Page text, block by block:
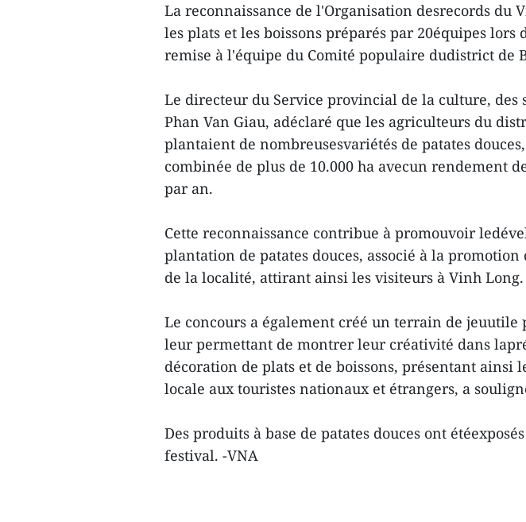
La reconnaissance de l'Organisation desrecords du
les plats et les boissons préparés par 20équipes lors
remise à l'équipe du Comité populaire dudistrict de
Le directeur du Service provincial de la culture, des
Phan Van Giau, adéclaré que les agriculteurs du
plantaient de nombreusesvariétés de patates
combinée de plus de 10.000 ha avecun rendement
par an.
Cette reconnaissance contribue à promouvoir
plantation de patates douces, associé à la
de la localité, attirant ainsi les visiteurs à Vinh Long.
Le concours a également créé un terrain de jeuutile
leur permettant de montrer leur créativité dans
décoration de plats et de boissons, présentant ainsi
locale aux touristes nationaux et étrangers, a
Des produits à base de patates douces ont
festival. -VNA